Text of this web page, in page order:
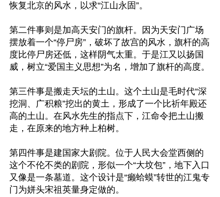
恢复北京的风水，以求“江山永固”。
第二件事则是加高天安门的旗杆。因为天安门广场
摆放着一个“停尸房”，破坏了故宫的风水，旗杆的高
度比停尸房还低，这样阴气太重。于是江又以扬国
威，树立“爱国主义思想”为名，增加了旗杆的高度。
第三件事是搬走天坛的土山。这个土山是毛时代“深
挖洞、广积粮”挖出的黄土，形成了一个比祈年殿还
高的土山。在风水先生的指点下，江命令把土山搬
走，在原来的地方种上柏树。
第四件事是建国家大剧院。位于人民大会堂西侧的
这个不伦不类的剧院，形似一个“大坟包”，地下入口
又像是一条墓道。这个设计是“癞蛤蟆”转世的江鬼专
门为姘头宋祖英量身定做的。